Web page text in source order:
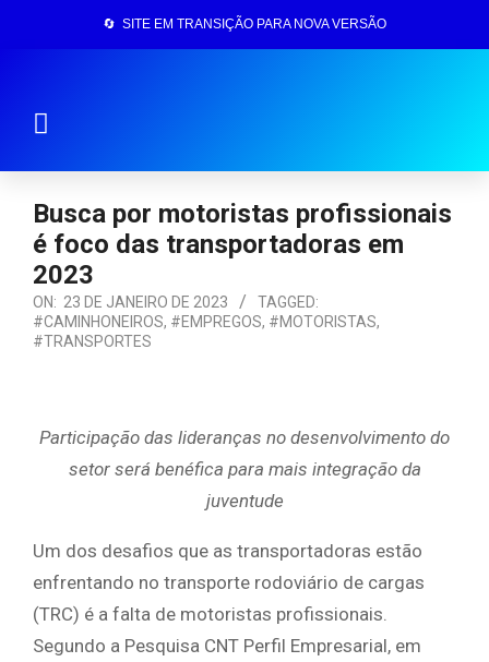
🔄 SITE EM TRANSIÇÃO PARA NOVA VERSÃO
Busca por motoristas profissionais
é foco das transportadoras em
2023
ON: 23 DE JANEIRO DE 2023
TAGGED:
#CAMINHONEIROS, #EMPREGOS, #MOTORISTAS,
#TRANSPORTES
Participação das lideranças no desenvolvimento do
setor será benéfica para mais integração da
juventude
Um dos desafios que as transportadoras estão
enfrentando no transporte rodoviário de cargas
(TRC) é a falta de motoristas profissionais.
Segundo a Pesquisa CNT Perfil Empresarial, em